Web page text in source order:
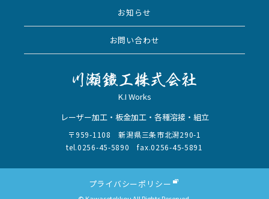
お知らせ
お問い合わせ
K.I Works
レーザー加工・板金加工・各種溶接・組立
〒959-1108 新潟県三条市北潟290-1
tel.0256-45-5890 fax.0256-45-5891
プライバシーポリシー